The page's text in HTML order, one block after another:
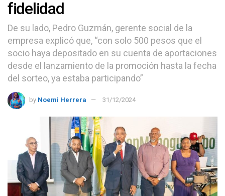
fidelidad
De su lado, Pedro Guzmán, gerente social de la
empresa explicó que, “con solo 500 pesos que el
socio haya depositado en su cuenta de aportaciones
desde el lanzamiento de la promoción hasta la fecha
del sorteo, ya estaba participando”
by Noemi Herrera 31/12/2024